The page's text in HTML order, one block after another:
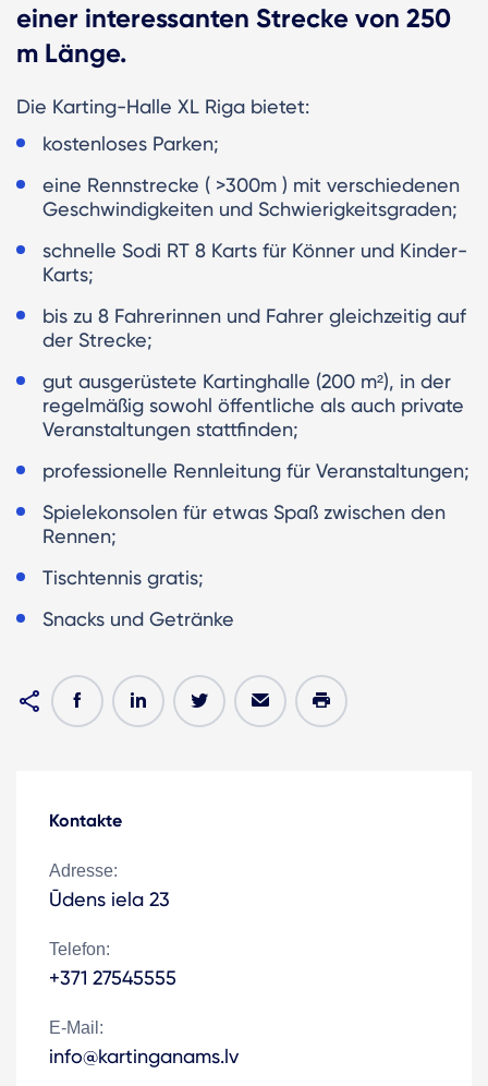
einer interessanten Strecke von 250
m Länge.
Die Karting-Halle XL Riga bietet:
kostenloses Parken;
eine Rennstrecke ( >300m ) mit verschiedenen
Geschwindigkeiten und Schwierigkeitsgraden;
schnelle Sodi RT 8 Karts für Könner und Kinder-
Karts;
bis zu 8 Fahrerinnen und Fahrer gleichzeitig auf
der Strecke;
gut ausgerüstete Kartinghalle (200 m²), in der
regelmäßig sowohl öffentliche als auch private
Veranstaltungen stattfinden;
professionelle Rennleitung für Veranstaltungen;
Spielekonsolen für etwas Spaß zwischen den
Rennen;
Tischtennis gratis;
Snacks und Getränke
Kontakte
Adresse:
Ūdens iela 23
Telefon:
+371 27545555
E-Mail:
info@kartinganams.lv